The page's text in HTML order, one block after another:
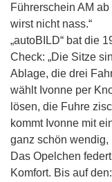
Führerschein AM
wirst nicht nass.“
„autoBILD“ bat die
Check: „Die Sitze
Ablage, die drei
wählt Ivonne per
lösen, die Fuhre
kommt Ivonne mit
ganz schön wendig,
Das Opelchen
Komfort. Bis auf